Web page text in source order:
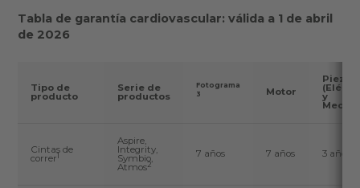
Tabla de garantía cardiovascular: válida a 1 de abril
de 2026
Tipo de
producto
Serie de
productos
Fotograma
3
Motor
Piezas
y
Cintas de
correr1
Aspire,
Integrity,
Symbio,
Atmos2
7 años 7 años 3 años